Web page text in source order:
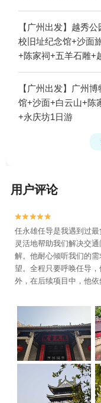
【广州出发】越秀
校旧址纪念馆+沙面
+陈家祠+五羊石雕+
公园+广州塔+珠江
大沙头码头+珠江夜
总码头+珠江夜游广
+辛亥革命纪念馆+
【广州出发】广州
馆+沙面+白云山+陈
+永庆坊1日游
用户评论


任永雄任导是我遇到过
灵活地帮助我们解决交
解。他耐心倾听我们的
望。全程只要呼唤任导
外，在后续项目中，他
素养和对客人的尊重。
推荐！